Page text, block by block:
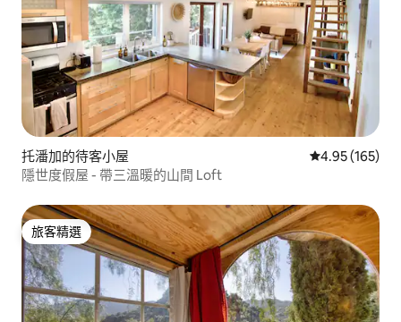
托潘加的待客小屋 從 165 則評價
4.95 (165)
隱世度假屋 - 帶三溫暖的山間 Loft
旅客精選
旅客精選